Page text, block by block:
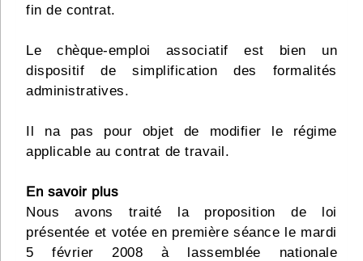
fin de contrat.
Le chèque-emploi associatif est bien un
dispositif de simplification des formalités
administratives.
Il na pas pour objet de modifier le régime
applicable au contrat de travail.
En savoir plus
Nous avons traité la proposition de loi
présentée et votée en première séance le mardi
5 février 2008 à lassemblée nationale